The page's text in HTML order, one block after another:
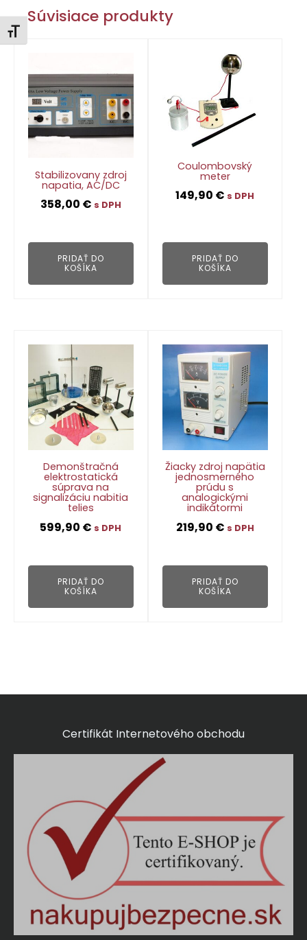
Zmeniť veľkosť písma
Súvisiace produkty
Stabilizovany zdroj
napatia, AC/DC
358,00 € s DPH
PRIDAŤ DO
KOŠÍKA
Coulombovský
meter
149,90 € s DPH
PRIDAŤ DO
KOŠÍKA
Demonštračná
elektrostatická
súprava na
signalizáciu nabitia
telies
599,90 € s DPH
PRIDAŤ DO
KOŠÍKA
Žiacky zdroj napätia
jednosmerného
prúdu s
analogickými
indikátormi
219,90 € s DPH
PRIDAŤ DO
KOŠÍKA
Certifikát Internetového obchodu